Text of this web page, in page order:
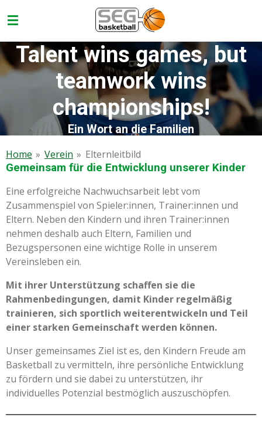
Hauptinhalt
springen
Talent wins games, but
teamwork wins
championships!
Ein Wort an die Familien
Home » Verein » Elternleitbild
Gemeinsam für die Entwicklung unserer Kinder
Eine erfolgreiche Nachwuchsarbeit lebt vom
Zusammenspiel von Spieler:innen, Trainer:innen und
Eltern. Neben den Kindern und ihren Trainer:innen
nehmen deshalb auch Eltern, Familien und
Bezugspersonen eine wichtige Rolle in unserem
Vereinsleben ein.
Mit ihrer Unterstützung schaffen sie die
Rahmenbedingungen, damit Kinder regelmäßig
trainieren, sich sportlich weiterentwickeln und Teil
einer starken Gemeinschaft werden können.
Unser gemeinsames Ziel ist es, den Kindern Freude am
Basketball zu vermitteln, ihre persönliche Entwicklung
zu fördern und sie dabei zu unterstützen, ihr
individuelles Potenzial bestmöglich auszuschöpfen.